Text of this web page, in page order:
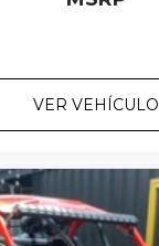
VER VEHÍCULO